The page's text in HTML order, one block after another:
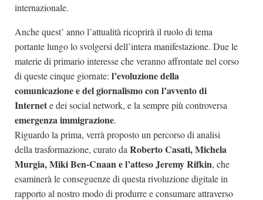
internazionale.
Anche quest’ anno l’attualità ricoprirà il ruolo di tema
portante lungo lo svolgersi dell’intera manifestazione. Due le
materie di primario interesse che veranno affrontate nel corso
di queste cinque giornate: l’evoluzione della
comunicazione e del giornalismo con l’avvento di
Internete dei social network, e la sempre più controversa
emergenza immigrazione.
Riguardo la prima, verrà proposto un percorso di analisi
della trasformazione, curato da Roberto Casati, Michela
Murgia, Miki Ben-Cnaan e l’atteso Jeremy Rifkin, che
esaminerà le conseguenze di questa rivoluzione digitale in
rapporto al nostro modo di produrre e consumare attraverso